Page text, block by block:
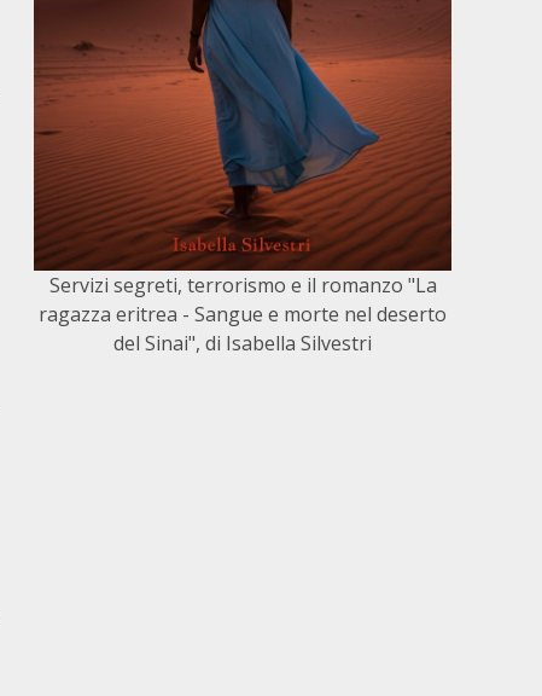
Servizi segreti, terrorismo e il romanzo "La
ragazza eritrea - Sangue e morte nel deserto
del Sinai", di Isabella Silvestri